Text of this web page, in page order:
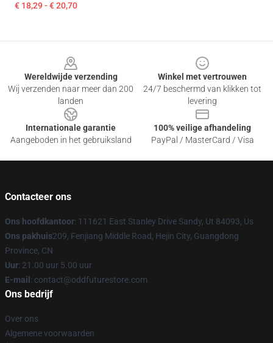
€ 18,29 - € 20,70
Wereldwijde verzending
Wij verzenden naar meer dan 200
landen
Winkel met vertrouwen
24/7 beschermd van klikken tot
levering
Internationale garantie
Aangeboden in het gebruiksland
100% veilige afhandeling
PayPal / MasterCard / Visa
Contacteer ons
Ons hoofdkantoor: 111621 East Stanley Drive Sandy, Ut 84093, Us
Ons pakhuis209, Fenjiang Middle Road, Hejin City, Guangdong
Province, CN
Uur: 21.00 uur 5.00 uur
E-mail : contact@oddfuturestore.com
Ons bedrijf
Over ons
Algemene voorwaarden